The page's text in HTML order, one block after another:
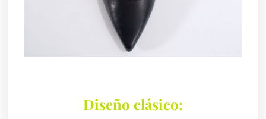
Diseño clásico: